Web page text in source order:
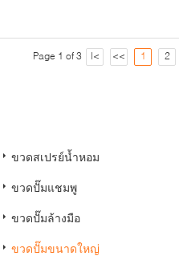
Page 1 of 3 |< << 1 2
ขวดสเปรย์น้ำหอม
ขวดปั๊มแชมพู
ขวดปั๊มล้างมือ
ขวดปั๊มขนาดใหญ่